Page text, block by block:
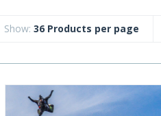
Show: 36 Products per page